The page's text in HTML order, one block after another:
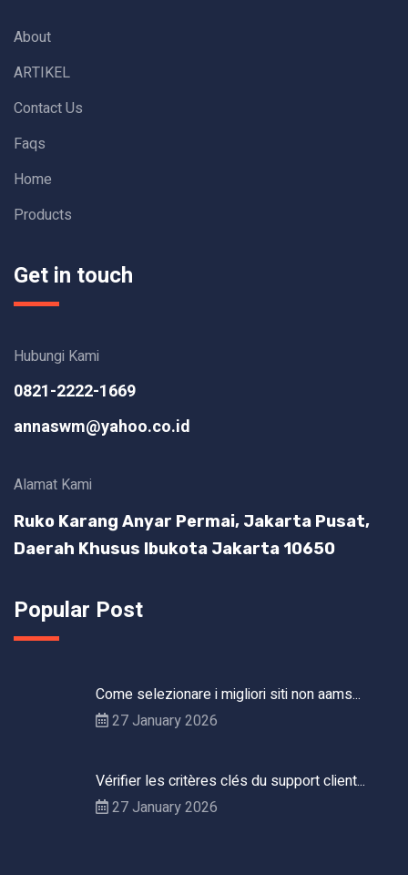
About
ARTIKEL
Contact Us
Faqs
Home
Products
Get in touch
Hubungi Kami
0821-2222-1669
annaswm@yahoo.co.id
Alamat Kami
Ruko Karang Anyar Permai, Jakarta Pusat,
Daerah Khusus Ibukota Jakarta 10650
Popular Post
Come selezionare i migliori siti non aams...
27 January 2026
Vérifier les critères clés du support client...
27 January 2026